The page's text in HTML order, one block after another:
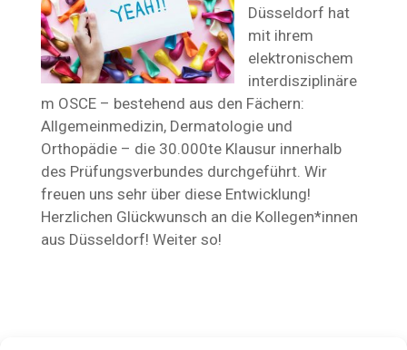
Düsseldorf hat
mit ihrem
elektronischem
interdisziplinäre
m OSCE – bestehend aus den Fächern:
Allgemeinmedizin, Dermatologie und
Orthopädie – die 30.000te Klausur innerhalb
des Prüfungsverbundes durchgeführt. Wir
freuen uns sehr über diese Entwicklung!
Herzlichen Glückwunsch an die Kollegen*innen
aus Düsseldorf! Weiter so!